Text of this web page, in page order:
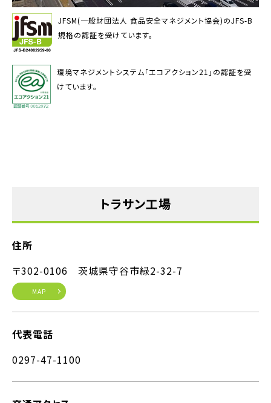
JFSM(一般財団法人 食品安全マネジメント協会)のJFS-B
規格の認証を受けています。
環境マネジメントシステム「エコアクション21」の認証を受
けています。
トラサン工場
住所
〒302-0106 茨城県守谷市緑2-32-7
MAP
代表電話
0297-47-1100